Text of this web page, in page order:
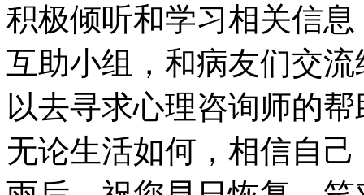
积极倾听和学习相关信
互助小组，和病友们交
以去寻求心理咨询师的
无论生活如何，相信自